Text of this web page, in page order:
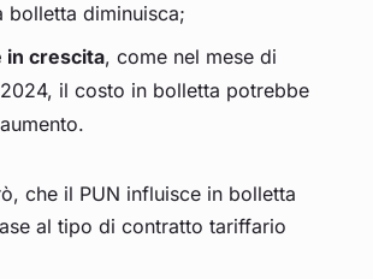
bolletta diminuisca;
in crescita, come nel mese di
il costo in bolletta potrebbe
che il PUN influisce in bolletta
al tipo di contratto tariffario